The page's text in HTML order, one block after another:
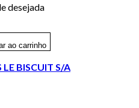
desejada
ao carrinho
LE BISCUIT S/A